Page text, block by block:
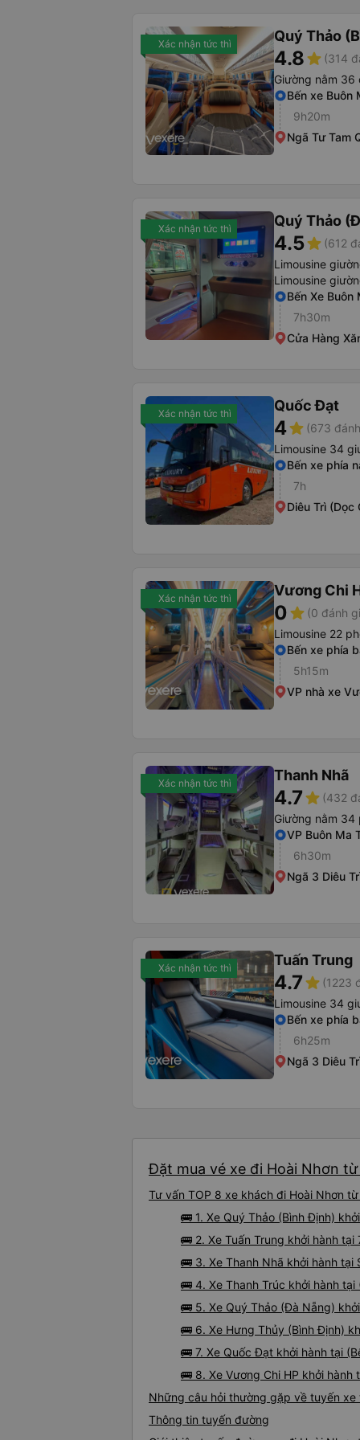
Xác nhận tức thì Quý Thảo
4.8star (314
Giường nằm 36
Bến xe Buôn
9h20m
Ngã Tư Tam
Xác nhận tức thì Quý Thảo
4.5star (612
Limousine
Limousine
Bến Xe Buôn
7h30m
Cửa Hàng
Xác nhận tức thì Quốc Đạt
4star (673
Limousine 34
Bến xe phía
7h
Diêu Trì (Dọc
Xác nhận tức thì Vương Chi
0star (0 đánh
Limousine 22
Bến xe phía
5h15m
VP nhà xe
Xác nhận tức thì Thanh Nhã
4.7star (432
Giường nằm 34
VP Buôn Ma
6h30m
Ngã 3 Diêu
Xác nhận tức thì Tuấn Trung
4.7star (1223
Limousine 34
Bến xe phía
6h25m
Ngã 3 Diêu
Đặt mua vé xe đi Hoài Nhơn
Tư vấn TOP 8 xe khách đi Hoài Nhơn
🚌 1. Xe Quý Thảo (Bình Định)
🚌 2. Xe Tuấn Trung khởi hành
🚌 3. Xe Thanh Nhã khởi hành
🚌 4. Xe Thanh Trúc khởi hành tại
🚌 5. Xe Quý Thảo (Đà Nẵng)
🚌 6. Xe Hưng Thủy (Bình Định)
🚌 7. Xe Quốc Đạt khởi hành tại
🚌 8. Xe Vương Chi HP khởi
Những câu hỏi thường gặp về tuyến xe
Thông tin tuyến đường